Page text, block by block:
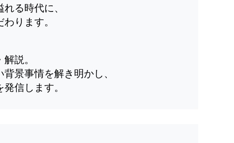
る時代に、
ります。
説。
景事情を解き明かし、
信します。